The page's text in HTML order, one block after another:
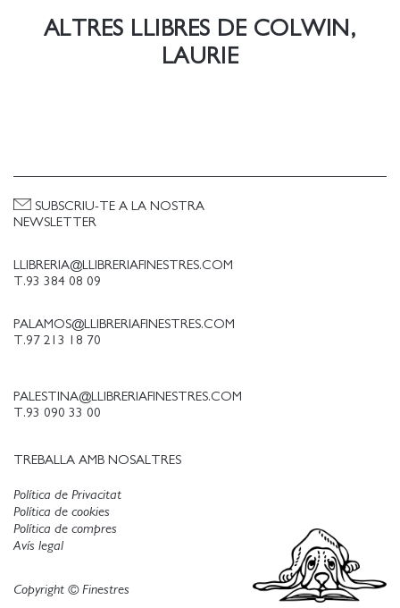
Chicago Tribune
Así ha de ser la literatura culinaria: divertida, honda,
ALTRES LLIBRES DE COLWIN,
LAURIE
LLIBRERIA@LLIBRERIAFINESTRES.COM
T.93 384 08 09
PALAMOS@LLIBRERIAFINESTRES.COM
T.97 213 18 70
PALESTINA@LLIBRERIAFINESTRES.COM
T.93 090 33 00
TREBALLA AMB NOSALTRES
SUBSCRIU-TE A LA NOSTRA
NEWSLETTER
Política de Privacitat
Política de cookies
Avís legal
Política de compres
Copyright © Finestres